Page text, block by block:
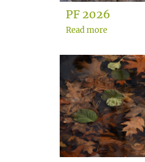
PF 2026
Read more